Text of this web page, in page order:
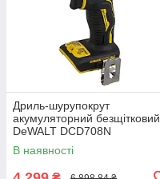
Дриль-шурупокрут
акумуляторний безщітковий
DeWALT DCD708N
В наявності